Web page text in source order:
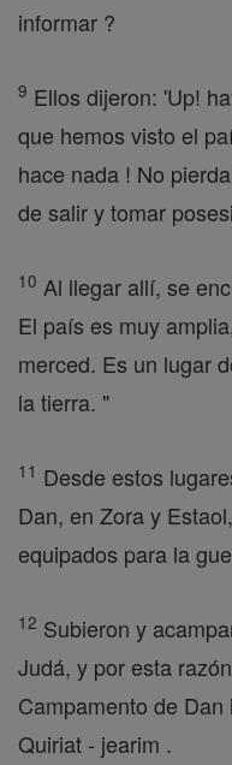
informar ?
9 Ellos dijeron: 'Up!
que hemos visto el
hace nada ! No
de salir y tomar
10 Al llegar allí, se
El país es muy
merced. Es un lugar
la tierra. "
11 Desde estos
Dan, en Zora y
equipados para la
12 Subieron y
Judá, y por esta
Campamento de
Quiriat - jearim .